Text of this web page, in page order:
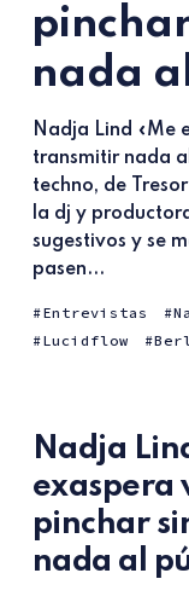
nada
Nadja Lind «Me
transmitir nada al público»
techno, de
la dj y
sugestivos y se
pasen...
Entrevistas
Lucidflow
Nadja
exaspera
pinchar
nada al